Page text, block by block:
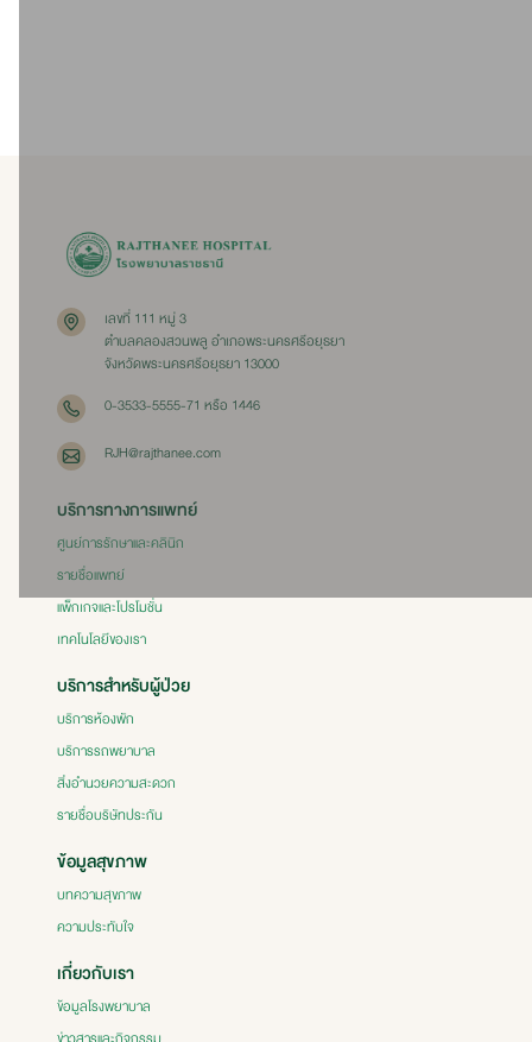
เลขที่ 111 หมู่ 3
ตำบลคลองสวนพลู อำเภอพระนครศรีอยุธยา
จังหวัดพระนครศรีอยุธยา 13000
0-3533-5555-71 หรือ 1446
RJH@rajthanee.com
บริการทางการแพทย์
ศูนย์การรักษาและคลินิก
รายชื่อแพทย์
แพ็กเกจและโปรโมชั่น
เทคโนโลยีของเรา
บริการสำหรับผู้ป่วย
บริการห้องพัก
บริการรถพยาบาล
สิ่งอำนวยความสะดวก
รายชื่อบริษัทประกัน
ข้อมูลสุขภาพ
บทความสุขภาพ
ความประทับใจ
เกี่ยวกับเรา
ข้อมูลโรงพยาบาล